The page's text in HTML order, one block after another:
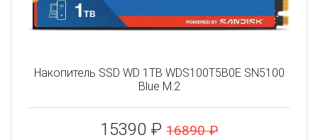
Накопитель SSD WD 1TB WDS100T5B0E SN5100
Blue M.2
15390 ₽ 16890 ₽